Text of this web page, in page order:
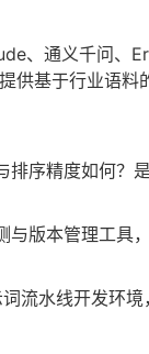
、通义千问、
供基于行业语料
序精度如何？
版本管理工具
流水线开发环